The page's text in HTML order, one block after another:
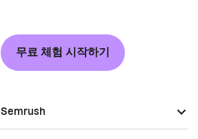
무료 체험 시작하기
Semrush